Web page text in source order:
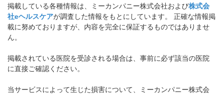
掲載している各種情報は、ミーカンパニー株式会社および株式会
社eヘルスケアが調査した情報をもとにしています。 正確な情報掲
載に努めておりますが、内容を完全に保証するものではありませ
ん。
掲載されている医院を受診される場合は、事前に必ず該当の医院
に直接ご確認ください。
当サービスによって生じた損害について、ミーカンパニー株式会